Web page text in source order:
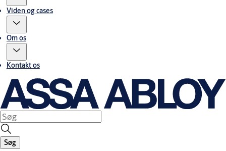
Viden og cases
Om os
Kontakt os
Søg